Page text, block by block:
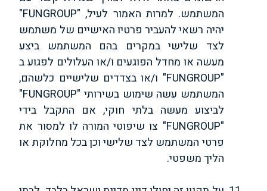
המשתמש. למרות האמור לעיל, "FUNGROUP"
יהיה רשאי להעביר פרטיו האישיים של משתמש
לצד שלישי במקרים בהם המשתמש ביצע
מעשה או מחדל הפוגעים ו/או העלולים לפגוע ב
"FUNGROUP" ו/או בצדדים שלישיים כלשהם,
המשתמש עשה שימוש בשירותי "FUNGROUP"
לביצוע מעשה בלתי חוקי, אם התקבל בידי
"FUNGROUP" צו שיפוטי המורה לו למסור את
פרטי המשתמש לצד שלישי וכן בכל מחלוקת או
הליך משפטי.